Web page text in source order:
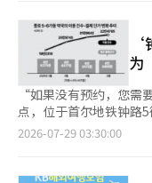
店的价格竞争力来自于
进，减少了中间流通环
商品和在社交媒体上
将根据顾客反应和店铺
定新增门店。” 乐天超市在上月底于京畿道高阳的华亭店开设了
约99平方米（约30坪
生活密切相关的商品，
格从500韩元到9000韩
前处于测试阶段，尚无扩展计划。” 超低
为每人7900韩元。A先
万韩元，而且处理剩
从水果团购开始的，但最
消息，随着高物价趋势
变化。除了极端节省的
用，并利用数字平台获
为日常。 由于外出就餐的负担加重，分享超低价餐厅信息的平台
也在迅速普及。一个典
元的预算范围，寻找符
为
“如果没有预约，您需
点，位于首尔地铁钟路
发治疗圣地，预约的患
示：“没想到人会这么
2026-07-29 03:30:00